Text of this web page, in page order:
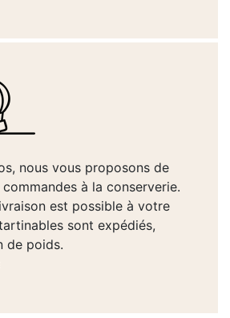
nous vous proposons de
à la conserverie.
est possible à votre
sont expédiés,
de poids.